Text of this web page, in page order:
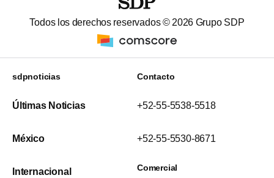
Todos los derechos reservados © 2026 Grupo SDP
sdpnoticias
Últimas Noticias
México
Internacional
Contacto
+52-55-5538-5518
+52-55-5530-8671
Comercial